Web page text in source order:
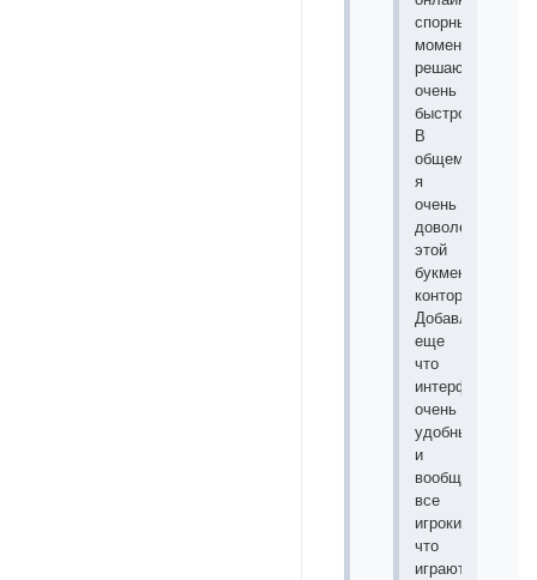
спорные
моменты
решаются
очень
быстро.
В
общем
я
очень
доволен
этой
букмекерской
конторой.
Добавлю
еще
что
интерфейс
очень
удобный
и
вообще
все
игроки
что
играют